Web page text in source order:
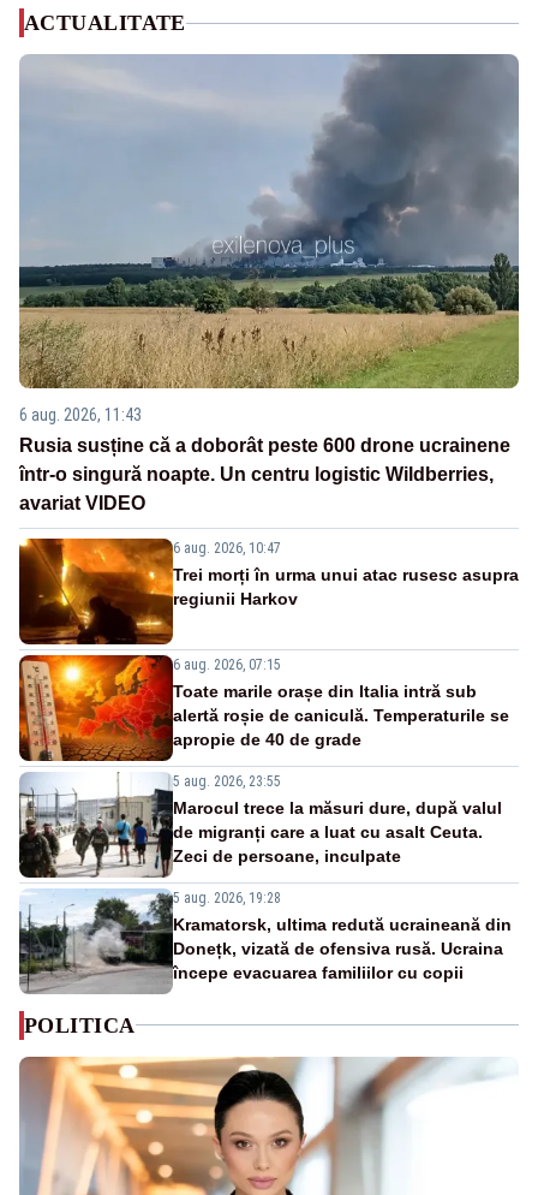
ACTUALITATE
6 aug. 2026, 11:43
Rusia susține că a doborât peste 600 drone ucrainene
într-o singură noapte. Un centru logistic Wildberries,
avariat VIDEO
6 aug. 2026, 10:47
Trei morți în urma unui atac rusesc asupra
regiunii Harkov
6 aug. 2026, 07:15
Toate marile orașe din Italia intră sub
alertă roșie de caniculă. Temperaturile se
apropie de 40 de grade
5 aug. 2026, 23:55
Marocul trece la măsuri dure, după valul
de migranți care a luat cu asalt Ceuta.
Zeci de persoane, inculpate
5 aug. 2026, 19:28
Kramatorsk, ultima redută ucraineană din
Donețk, vizată de ofensiva rusă. Ucraina
începe evacuarea familiilor cu copii
POLITICA